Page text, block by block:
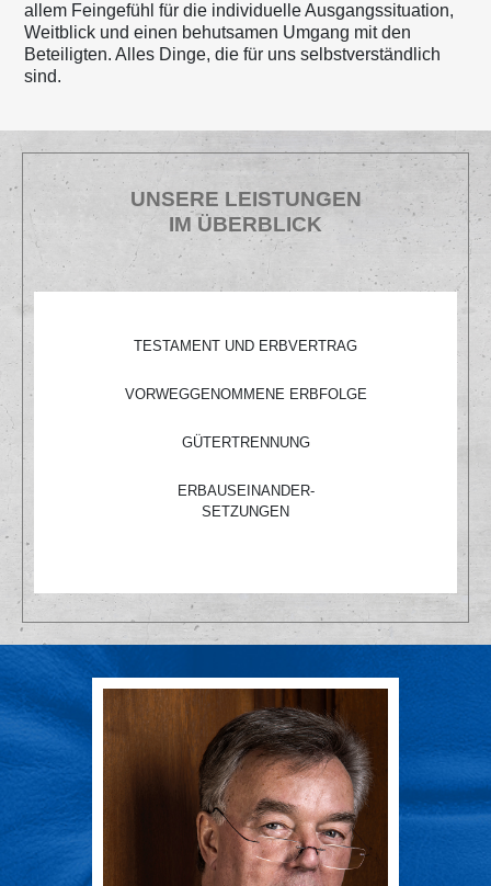
allem Feingefühl für die individuelle Ausgangssituation,
Weitblick und einen behutsamen Umgang mit den
Beteiligten. Alles Dinge, die für uns selbstverständlich
sind.
UNSERE LEISTUNGEN
IM ÜBERBLICK
TESTAMENT UND ERBVERTRAG
VORWEGGENOMMENE ERBFOLGE
GÜTERTRENNUNG
ERBAUSEINANDER-
SETZUNGEN